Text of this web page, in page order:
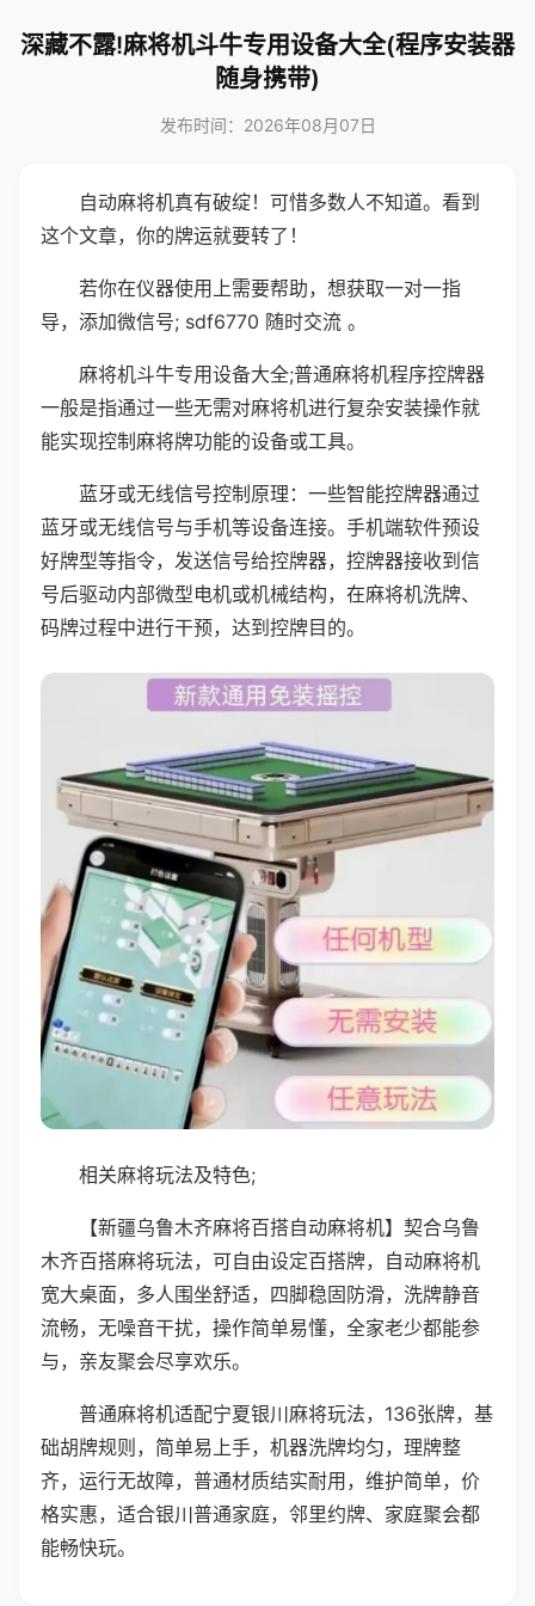
深藏不露!麻将机斗牛专用设备大全(程序安装器
随身携带)
发布时间：2026年08月07日
自动麻将机真有破绽！可惜多数人不知道。看到
这个文章，你的牌运就要转了！
若你在仪器使用上需要帮助，想获取一对一指
导，添加微信号; sdf6770 随时交流 。
麻将机斗牛专用设备大全;普通麻将机程序控牌器
一般是指通过一些无需对麻将机进行复杂安装操作就
能实现控制麻将牌功能的设备或工具。
蓝牙或无线信号控制原理：一些智能控牌器通过
蓝牙或无线信号与手机等设备连接。手机端软件预设
好牌型等指令，发送信号给控牌器，控牌器接收到信
号后驱动内部微型电机或机械结构，在麻将机洗牌、
码牌过程中进行干预，达到控牌目的。
相关麻将玩法及特色;
【新疆乌鲁木齐麻将百搭自动麻将机】契合乌鲁
木齐百搭麻将玩法，可自由设定百搭牌，自动麻将机
宽大桌面，多人围坐舒适，四脚稳固防滑，洗牌静音
流畅，无噪音干扰，操作简单易懂，全家老少都能参
与，亲友聚会尽享欢乐。
普通麻将机适配宁夏银川麻将玩法，136张牌，基
础胡牌规则，简单易上手，机器洗牌均匀，理牌整
齐，运行无故障，普通材质结实耐用，维护简单，价
格实惠，适合银川普通家庭，邻里约牌、家庭聚会都
能畅快玩。